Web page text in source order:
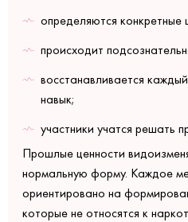
определяются конкретные
происходит
восстанавливается
навык;
участники учатся решать
Прошлые ценности
нормальную форму. Каждое
ориентировано на
которые не относятся к